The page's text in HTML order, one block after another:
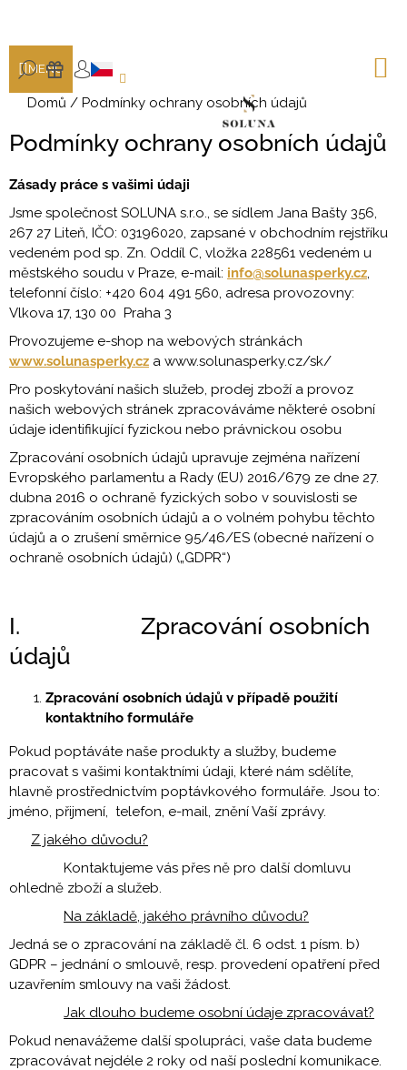
obsah
HLEDAT
DÁRKY
PŘIHLÁŠENÍ
MENU
Domů / Podmínky ochrany osobních údajů
Podmínky ochrany osobních údajů
Zásady práce s vašimi údaji
Jsme společnost SOLUNA s.r.o., se sídlem Jana Bašty 356,
267 27 Liteň, IČO: 03196020, zapsané v obchodním rejstříku
vedeném pod sp. Zn. Oddíl C, vložka 228561 vedeném u
městského soudu v Praze, e-mail: info@solunasperky.cz,
telefonní číslo: +420 604 491 560, adresa provozovny:
Vlkova 17, 130 00 Praha 3
Provozujeme e-shop na webových stránkách
www.solunasperky.cz a www.solunasperky.cz/sk/
Pro poskytování našich služeb, prodej zboží a provoz
našich webových stránek zpracováváme některé osobní
údaje identifikující fyzickou nebo právnickou osobu
Zpracování osobních údajů upravuje zejména nařízení
Evropského parlamentu a Rady (EU) 2016/679 ze dne 27.
dubna 2016 o ochraně fyzických sobo v souvislosti se
zpracováním osobních údajů a o volném pohybu těchto
údajů a o zrušení směrnice 95/46/ES (obecné nařízení o
ochraně osobních údajů) („GDPR“)
I. Zpracování osobních
údajů
Zpracování osobních údajů v případě použití
kontaktního formuláře
Pokud poptáváte naše produkty a služby, budeme
pracovat s vašimi kontaktními údaji, které nám sdělíte,
hlavně prostřednictvím poptávkového formuláře. Jsou to:
jméno, přijmení, telefon, e-mail, znění Vaší zprávy.
Z jakého důvodu?
Kontaktujeme vás přes ně pro další domluvu
ohledně zboží a služeb.
Na základě, jakého právního důvodu?
Jedná se o zpracování na základě čl. 6 odst. 1 písm. b)
GDPR – jednání o smlouvě, resp. provedení opatření před
uzavřením smlouvy na vaši žádost.
Jak dlouho budeme osobní údaje zpracovávat?
Pokud nenavážeme další spolupráci, vaše data budeme
zpracovávat nejdéle 2 roky od naší poslední komunikace.
C
p
t
ř
e
b
u
j
e
t
e
n
a
j
í
t
?
HLEDAT
p
o
r
u
č
e
ZLATÉ
NÁUŠNICE
SE
ZIRKONY
RŮŽOVÉ
ZLATO